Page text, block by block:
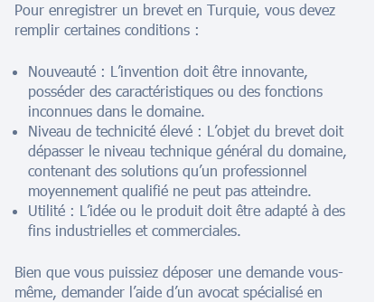
Pour enregistrer un brevet en Turquie, vous devez
remplir certaines conditions :
Nouveauté : L’invention doit être innovante,
posséder des caractéristiques ou des fonctions
inconnues dans le domaine.
Niveau de technicité élevé : L’objet du brevet doit
dépasser le niveau technique général du domaine,
contenant des solutions qu’un professionnel
moyennement qualifié ne peut pas atteindre.
Utilité : L’idée ou le produit doit être adapté à des
fins industrielles et commerciales.
Bien que vous puissiez déposer une demande vous-
même, demander l’aide d’un avocat spécialisé en